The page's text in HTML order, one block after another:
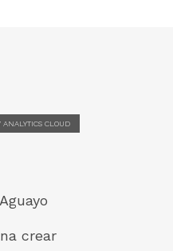
ANALYTICS CLOUD
crear